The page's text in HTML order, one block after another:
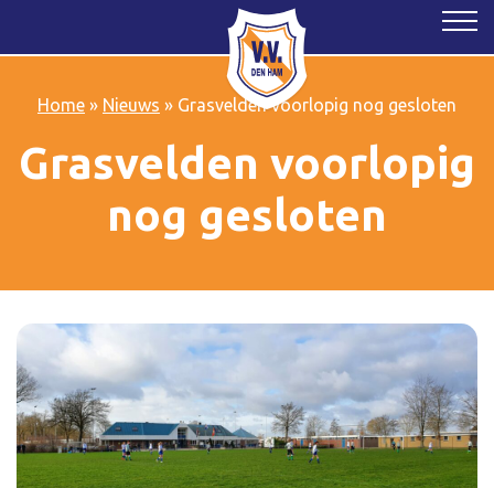
Home» Nieuws » Grasvelden voorlopig nog gesloten
Grasvelden voorlopig
nog gesloten